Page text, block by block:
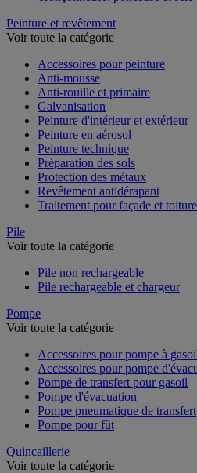
Peinture et revêtement
Voir toute la catégorie
Accessoires pour peinture
Anti-mousse
Anti-rouille et primaire
Galvanisation
Peinture d'intérieur et extérieur
Peinture en aérosol
Peinture technique
Préparation des sols
Protection des métaux
Revêtement antidérapant
Traitement pour façade et toiture
Pile
Voir toute la catégorie
Pile non rechargeable
Pile rechargeable et chargeur
Pompe
Voir toute la catégorie
Accessoires pour pompe à
Accessoires pour pompe
Pompe de transfert pour gasoil
Pompe d'évacuation
Pompe pneumatique de transfert
Pompe pour fût
Quincaillerie
Voir toute la catégorie